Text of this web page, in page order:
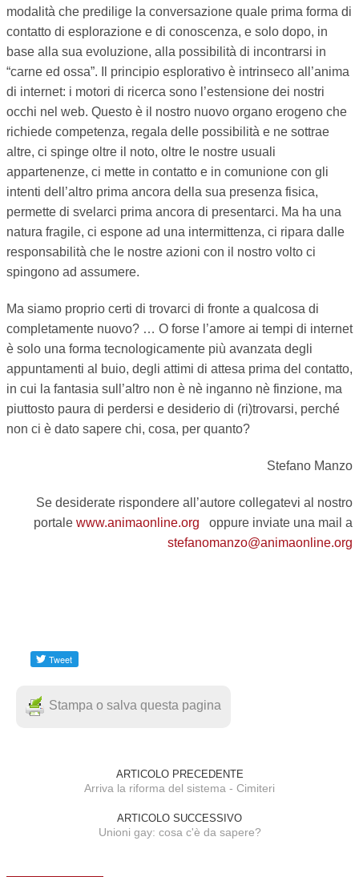
modalità che predilige la conversazione quale prima forma di
contatto di esplorazione e di conoscenza, e solo dopo, in
base alla sua evoluzione, alla possibilità di incontrarsi in
“carne ed ossa”. Il principio esplorativo è intrinseco all’anima
di internet: i motori di ricerca sono l’estensione dei nostri
occhi nel web. Questo è il nostro nuovo organo erogeno che
richiede competenza, regala delle possibilità e ne sottrae
altre, ci spinge oltre il noto, oltre le nostre usuali
appartenenze, ci mette in contatto e in comunione con gli
intenti dell’altro prima ancora della sua presenza fisica,
permette di svelarci prima ancora di presentarci. Ma ha una
natura fragile, ci espone ad una intermittenza, ci ripara dalle
responsabilità che le nostre azioni con il nostro volto ci
spingono ad assumere.
Ma siamo proprio certi di trovarci di fronte a qualcosa di
completamente nuovo? … O forse l’amore ai tempi di internet
è solo una forma tecnologicamente più avanzata degli
appuntamenti al buio, degli attimi di attesa prima del contatto,
in cui la fantasia sull’altro non è nè inganno nè finzione, ma
piuttosto paura di perdersi e desiderio di (ri)trovarsi, perché
non ci è dato sapere chi, cosa, per quanto?
Stefano Manzo
Se desiderate rispondere all’autore collegatevi al nostro
portale www.animaonline.org oppure inviate una mail a
stefanomanzo@animaonline.org
Stampa o salva questa pagina
ARTICOLO PRECEDENTE
Arriva la riforma del sistema - Cimiteri
ARTICOLO SUCCESSIVO
Unioni gay: cosa c'è da sapere?